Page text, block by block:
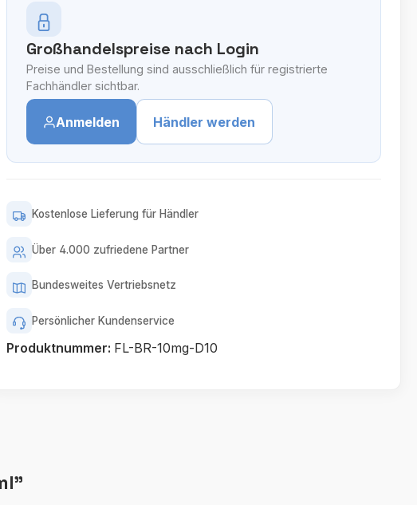
Großhandelspreise nach Login
Preise und Bestellung sind ausschließlich für registrierte
Fachhändler sichtbar.
Anmelden Händler werden
Kostenlose Lieferung für Händler
Über 4.000 zufriedene Partner
Bundesweites Vertriebsnetz
Persönlicher Kundenservice
Produktnummer: FL-BR-10mg-D10